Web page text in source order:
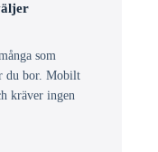
som
du bor. Mobilt
kräver ingen